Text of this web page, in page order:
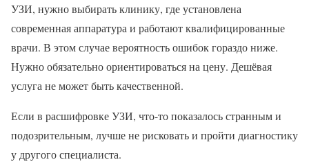
УЗИ, нужно выбирать клинику, где установлена
современная аппаратура и работают квалифицированные
врачи. В этом случае вероятность ошибок гораздо ниже.
Нужно обязательно ориентироваться на цену. Дешёвая
услуга не может быть качественной.
Если в расшифровке УЗИ, что-то показалось странным и
подозрительным, лучше не рисковать и пройти диагностику
у другого специалиста.